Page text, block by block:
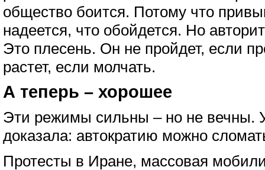
общество боится. Потому что
надеется, что обойдется. Но
Это плесень. Он не пройдет, если
растет, если молчать.
А теперь – хорошее
Эти режимы сильны – но не вечны.
доказала: автократию можно
Протесты в Иране, массовая